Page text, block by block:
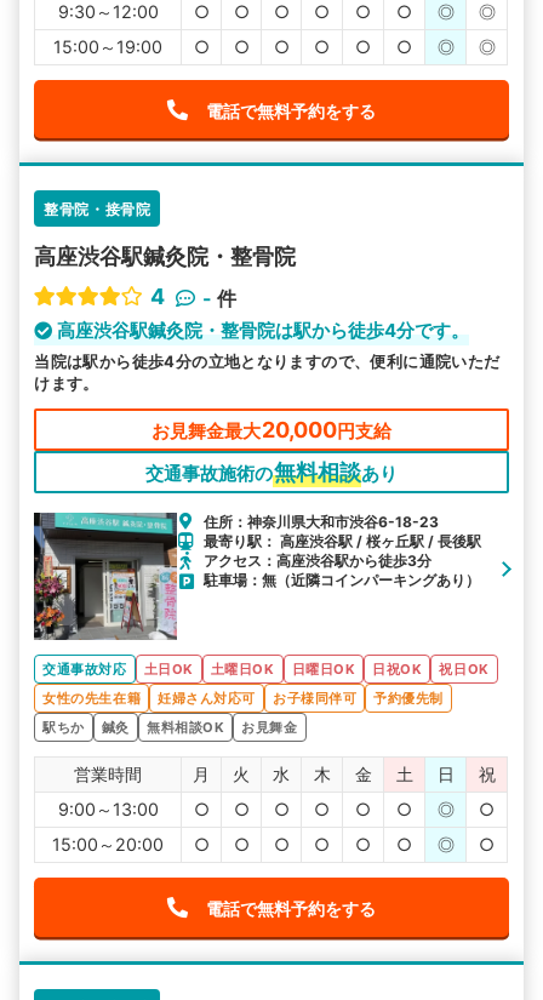
9:30～12:00
○ ○ ○ ○ ○ ○ ◎
◎
15:00～19:00
○ ○ ○ ○ ○ ○ ◎ ◎
電話で無料予約をする
整骨院・接骨院
高座渋谷駅鍼灸院・整骨院
4
- 件
高座渋谷駅鍼灸院・整骨院は駅から徒歩4分です。
当院は駅から徒歩4分の立地となりますので、便利に通院いただ
けます。
お見舞金最大20,000円支給
交通事故施術の無料相談あり
住所：神奈川県大和市渋谷6-18-23
最寄り駅： 高座渋谷駅 / 桜ヶ丘駅 / 長後駅
アクセス：高座渋谷駅から徒歩3分
駐車場：無（近隣コインパーキングあり）
交通事故対応 土日OK 土曜日OK 日曜日OK 日祝OK
祝日OK
女性の先生在籍
妊婦さん対応可 お子様同伴可
予約優先制
駅ちか
鍼灸 無料相談OK お見舞金
営業時間 月 火 水 木 金 土 日
祝
9:00～13:00
○ ○ ○ ○ ○ ○ ◎
○
15:00～20:00
○ ○ ○ ○ ○ ○ ◎ ○
電話で無料予約をする